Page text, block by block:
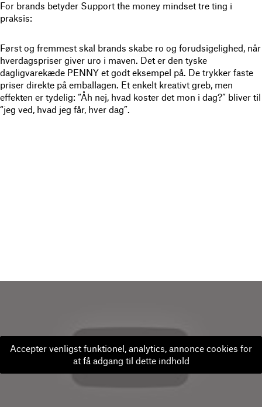
For brands betyder Support the money mindset tre ting i
praksis:
Først og fremmest skal brands skabe ro og forudsigelighed, når
hverdagspriser giver uro i maven. Det er den tyske
dagligvarekæde PENNY et godt eksempel på. De trykker faste
priser direkte på emballagen. Et enkelt kreativt greb, men
effekten er tydelig: “Åh nej, hvad koster det mon i dag?” bliver til
“jeg ved, hvad jeg får, hver dag”.
Accepter venligst funktionel, analytics, annonce cookies for
at få adgang til dette indhold